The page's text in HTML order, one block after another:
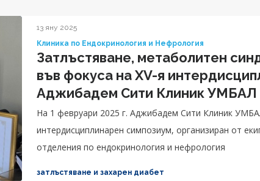
13 яну 2025
Клиника по Ендокринология и Нефрология
Затлъстяване, метаболитен
във фокуса на XV-я
Аджибадем Сити Клиник УМБАЛ
На 1 февруари 2025 г. Аджибадем Сити Клиник
интердисциплинарен симпозиум, организиран от
отделения по ендокринология и нефрология
затлъстяване и захарен диабет